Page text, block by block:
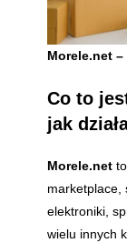
Morele.net
Co to
jak
Morele.net
marketplace,
elektroniki,
wielu innych